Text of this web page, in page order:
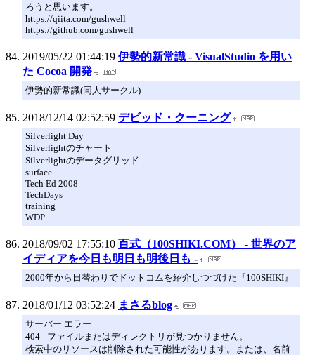
ろうと思います。
https://qiita.com/gushwell
https://github.com/gushwell
2019/05/22 01:44:19 伊勢的新常識 - VisualStudio を用い
た Cocoa 開発
伊勢的新常識(同人サークル)
2018/12/14 02:52:59 デビッド・クーニング
Silverlight Day
Silverlightのチャート
Silverlightのデータグリッド
surface
Tech Ed 2008
TechDays
training
WDP
2018/09/02 17:55:10 百式（100SHIKI.COM） - 世界のア
イディアを今日も明日も明後日も -
2000年から日替わりでドットコムを紹介しつづけた『100SHIKI』
2018/01/12 03:52:24 まさるblog
サーバー エラー
404 - ファイルまたはディレクトリが見つかりません。
検索中のリソースは削除された可能性があります。または、名前